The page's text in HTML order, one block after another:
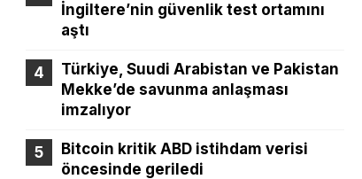
İngiltere’nin güvenlik test ortamını
aştı
Türkiye, Suudi Arabistan ve Pakistan
Mekke’de savunma anlaşması
imzalıyor
Bitcoin kritik ABD istihdam verisi
öncesinde geriledi